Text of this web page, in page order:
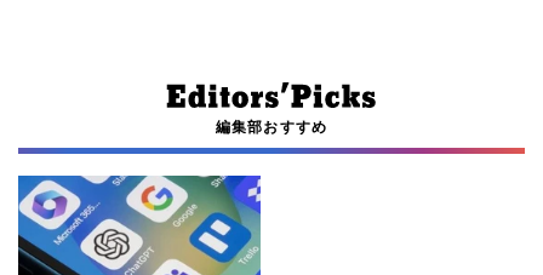
編集部おすすめ